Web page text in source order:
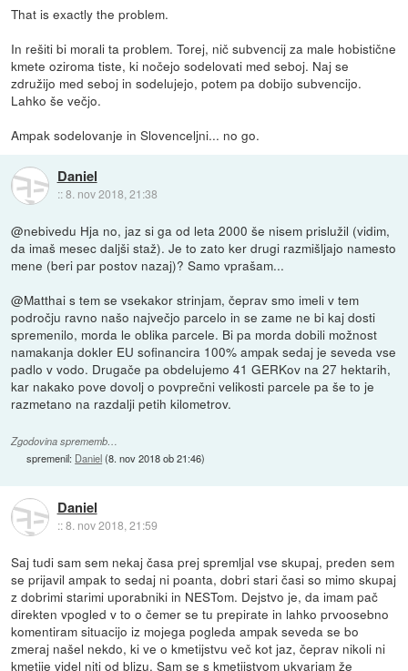
That is exactly the problem.
In rešiti bi morali ta problem. Torej, nič subvencij za male hobistične
kmete oziroma tiste, ki nočejo sodelovati med seboj. Naj se
združijo med seboj in sodelujejo, potem pa dobijo subvencijo.
Lahko še večjo.
Ampak sodelovanje in Slovenceljni... no go.
Daniel
::8. nov 2018, 21:38
@nebivedu Hja no, jaz si ga od leta 2000 še nisem prislužil (vidim,
da imaš mesec daljši staž). Je to zato ker drugi razmišljajo namesto
mene (beri par postov nazaj)? Samo vprašam...
@Matthai s tem se vsekakor strinjam, čeprav smo imeli v tem
področju ravno našo največjo parcelo in se zame ne bi kaj dosti
spremenilo, morda le oblika parcele. Bi pa morda dobili možnost
namakanja dokler EU sofinancira 100% ampak sedaj je seveda vse
padlo v vodo. Drugače pa obdelujemo 41 GERKov na 27 hektarih,
kar nakako pove dovolj o povprečni velikosti parcele pa še to je
razmetano na razdalji petih kilometrov.
Zgodovina sprememb…
spremenil: Daniel(8. nov 2018 ob 21:46)
Daniel
::8. nov 2018, 21:59
Saj tudi sam sem nekaj časa prej spremljal vse skupaj, preden sem
se prijavil ampak to sedaj ni poanta, dobri stari časi so mimo skupaj
z dobrimi starimi uporabniki in NESTom. Dejstvo je, da imam pač
direkten vpogled v to o čemer se tu prepirate in lahko prvoosebno
komentiram situacijo iz mojega pogleda ampak seveda se bo
zmeraj našel nekdo, ki ve o kmetijstvu več kot jaz, čeprav nikoli ni
kmetije videl niti od blizu. Sam se s kmetijstvom ukvarjam že